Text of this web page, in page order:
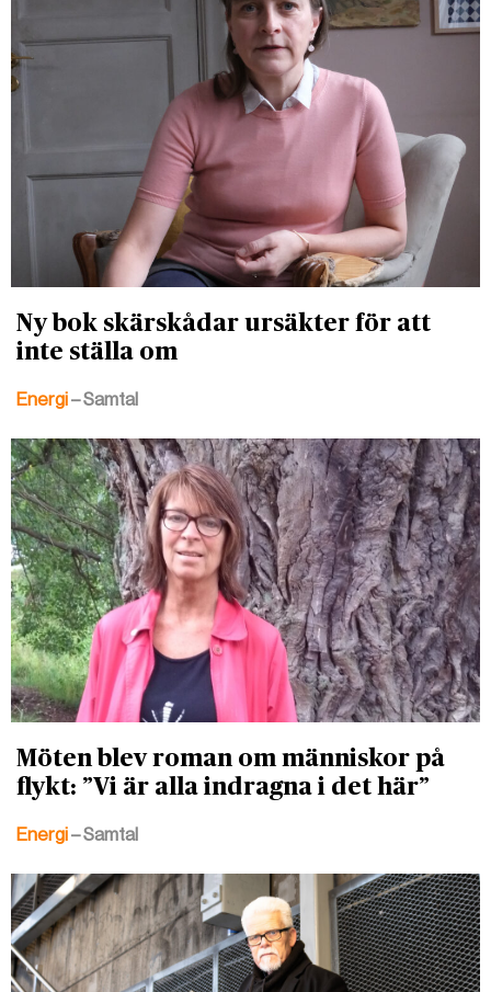
Ny bok skärskådar ursäkter för att
inte ställa om
Energi– Samtal
Möten blev roman om människor på
flykt: ”Vi är alla indragna i det här”
Energi– Samtal